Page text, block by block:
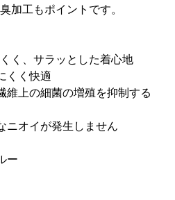
加工もポイントです。
く、サラッとした着心地
くく快適
上の細菌の増殖を抑制する
オイが発生しません
ー